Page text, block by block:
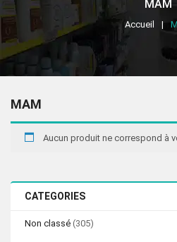
MAM
Accueil
CATEGORIES
Non classé (305)
MAM
Aucun produit ne correspond à